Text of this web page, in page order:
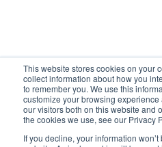
This website stores cookies on your
collect information about how you
to remember you. We use this
customize your browsing
our visitors both on this website and
the cookies we use, see our Privacy
If you decline, your information